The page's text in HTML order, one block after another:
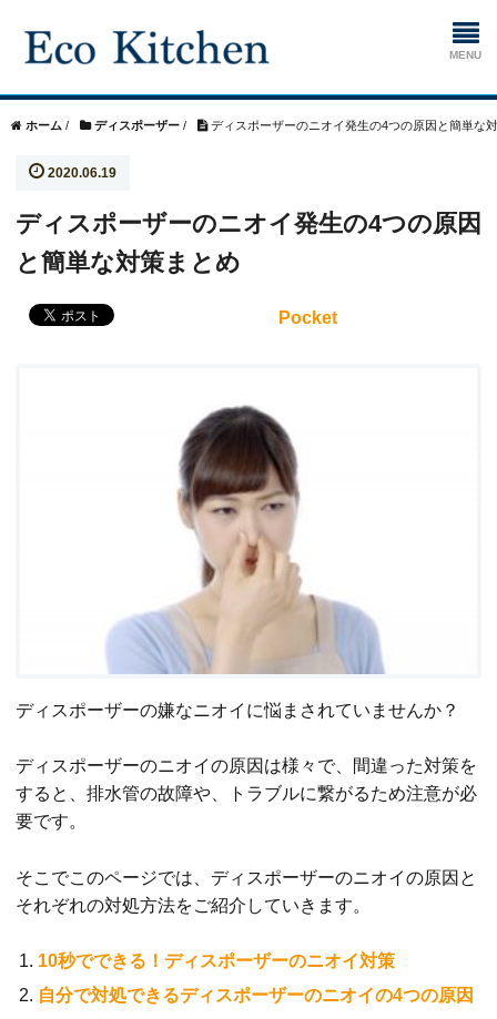
ホーム
生ゴミ処理機
ホーム / ディスポーザー / ディスポーザーのニオイ発生の4つの原因と簡単な
2020.06.19
ディスポーザーのニオイ発生の4つの原因
と簡単な対策まとめ
Pocket
ディスポーザーの嫌なニオイに悩まされていませんか？
ディスポーザーのニオイの原因は様々で、間違った対策を
すると、排水管の故障や、トラブルに繋がるため注意が必
要です。
そこでこのページでは、ディスポーザーのニオイの原因と
それぞれの対処方法をご紹介していきます。
10秒でできる！ディスポーザーのニオイ対策
自分で対処できるディスポーザーのニオイの4つの原因